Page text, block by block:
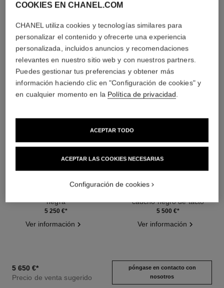
Funciones
Horas, Minutos
Hermeticidad
30 m
Consejos de
mantenimiento
Manual de
instrucciones
reloj première chaîne iconique
negra
5 250 €*
Ver información
reloj première ruban
caucho negro de tacto
aterciopelado, esfera lacada en
5 500 €*
Ver información
5 650 €*
Precio de venta sugerido
póngase en contacto con
nosotros
COOKIES EN CHANEL.COM
CHANEL utiliza cookies y tecnologías similares para
personalizar el contenido y ofrecerte una experiencia
personalizada, incluidos anuncios y recomendaciones
relevantes en nuestro sitio web y con nuestros partners.
Puedes gestionar tus preferencias y obtener más
información haciendo clic en "Configuración de cookies" y
en cualquier momento en la Política de privacidad
ACEPTAR LAS COOKIES NECESARIAS
ACEPTAR TODO
Configuración de cookies